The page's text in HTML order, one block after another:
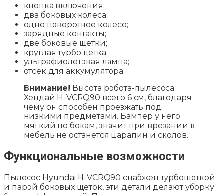
кнопка включения;
два боковых колеса;
одно поворотное колесо;
зарядные контакты;
две боковые щетки;
круглая турбощетка;
ультрафиолетовая лампа;
отсек для аккумулятора;
Внимание! Высота робота-пылесоса
Хендай H-VCRQ90 всего 6 см, благодаря
чему он способен проезжать под
низкими предметами. Бампер у него
мягкий по бокам, значит при врезании в
мебель не останется царапин и сколов.
Функциональные возможности
Пылесос Hyundai H-VCRQ90 снабжен турбощеткой
и парой боковых щеток, эти детали делают уборку